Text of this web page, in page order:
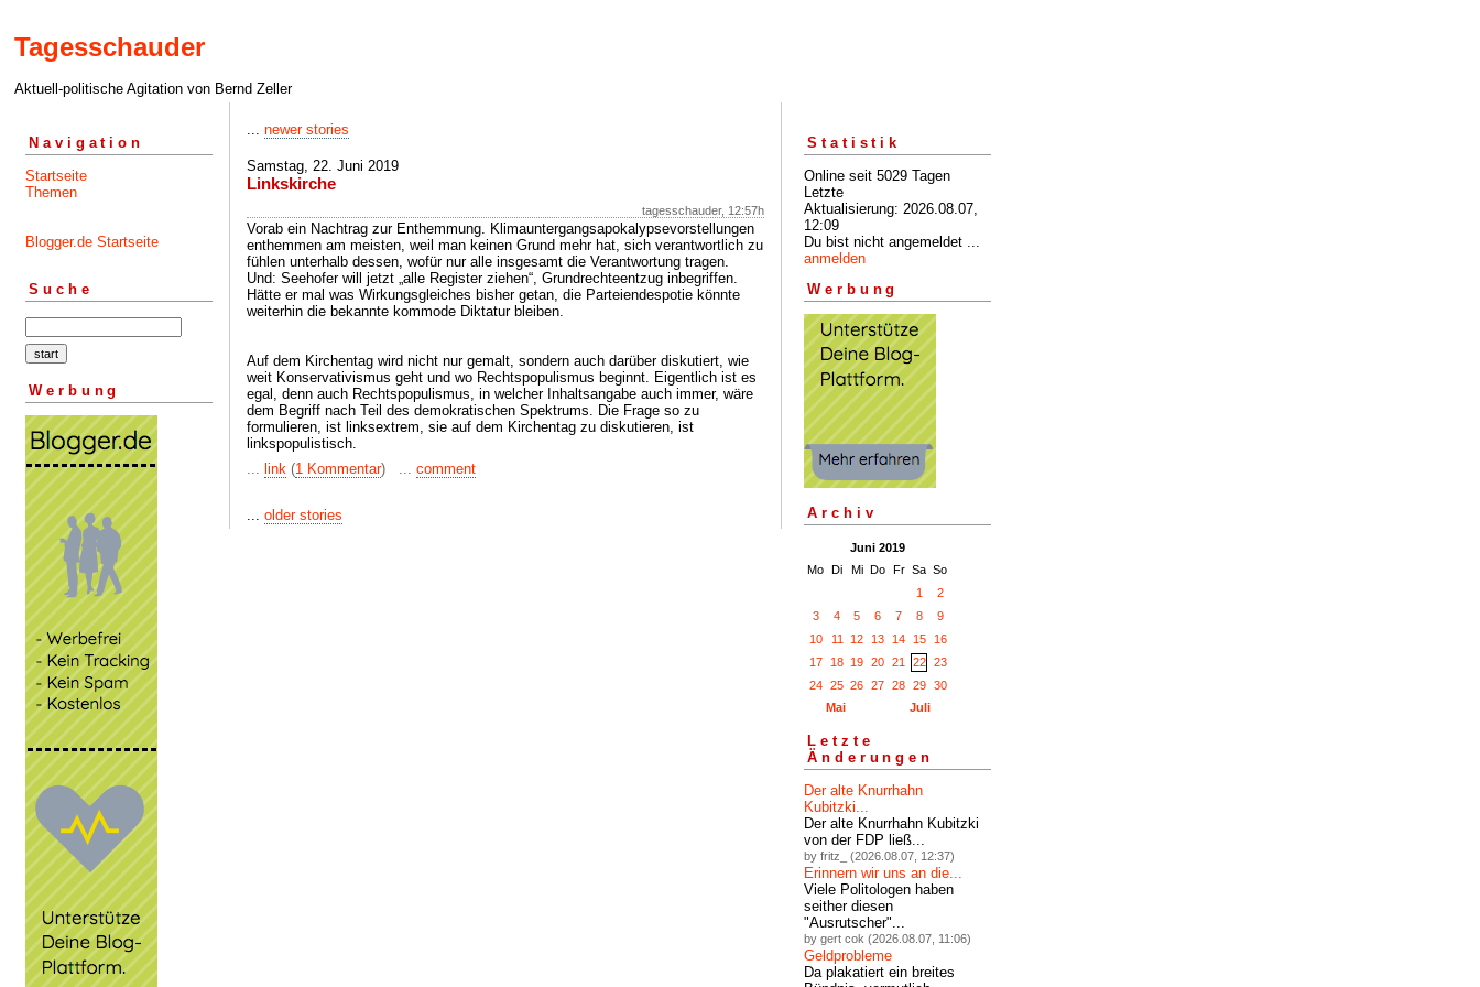
Tagesschauder
Aktuell-politische Agitation von Bernd Zeller
Navigation
Startseite
Themen
Blogger.de Startseite
Suche
Werbung
... newer stories
Samstag, 22. Juni 2019
Linkskirche
tagesschauder, 12:57h
Vorab ein Nachtrag zur Enthemmung. Klimauntergangsapokalypsevorstellungen
enthemmen am meisten, weil man keinen Grund mehr hat, sich verantwortlich zu
fühlen unterhalb dessen, wofür nur alle insgesamt die Verantwortung tragen.
Und: Seehofer will jetzt „alle Register ziehen“, Grundrechteentzug inbegriffen.
Hätte er mal was Wirkungsgleiches bisher getan, die Parteiendespotie könnte
weiterhin die bekannte kommode Diktatur bleiben.
Auf dem Kirchentag wird nicht nur gemalt, sondern auch darüber diskutiert, wie
weit Konservativismus geht und wo Rechtspopulismus beginnt. Eigentlich ist es
egal, denn auch Rechtspopulismus, in welcher Inhaltsangabe auch immer, wäre
dem Begriff nach Teil des demokratischen Spektrums. Die Frage so zu
formulieren, ist linksextrem, sie auf dem Kirchentag zu diskutieren, ist
linkspopulistisch.
... link (1 Kommentar) ... comment
... older stories
Statistik
Online seit 5029 Tagen
Letzte
Aktualisierung: 2026.08.07,
12:09
Du bist nicht angemeldet ...
anmelden
Werbung
Archiv
Juni 2019
Mo Di Mi Do Fr Sa So
1
2
3
4 5 6 7 8
9
10
11 12 13 14 15
16
17
18 19 20 21 22
23
24
25 26 27 28 29
30
Mai
Juli
Letzte
Änderungen
Der alte Knurrhahn
Kubitzki...
Der alte Knurrhahn Kubitzki
von der FDP ließ...
by fritz_ (2026.08.07, 12:37)
Erinnern wir uns an die...
Viele Politologen haben
seither diesen
"Ausrutscher"...
by gert cok (2026.08.07, 11:06)
Geldprobleme
Da plakatiert ein breites